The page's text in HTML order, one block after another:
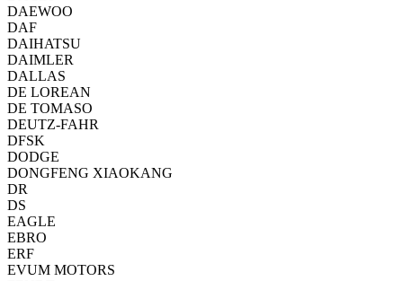
DAEWOO
DAF
DAIHATSU
DAIMLER
DALLAS
DE LOREAN
DE TOMASO
DEUTZ-FAHR
DFSK
DODGE
DONGFENG XIAOKANG
DR
DS
EAGLE
EBRO
ERF
EVUM MOTORS